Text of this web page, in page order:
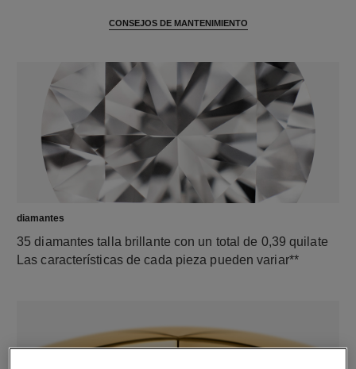
CONSEJOS DE MANTENIMIENTO
diamantes
35 diamantes talla brillante con un total de 0,39 quilate
Las características de cada pieza pueden variar**